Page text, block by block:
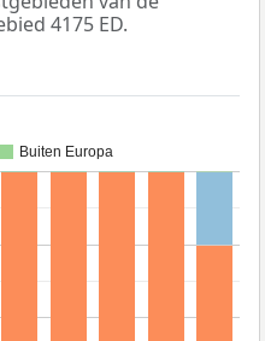
4175 ED.
Buiten Europa